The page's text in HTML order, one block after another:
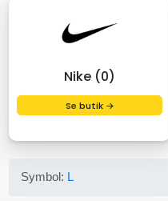
Nike (0)
Se butik →
Symbol: L